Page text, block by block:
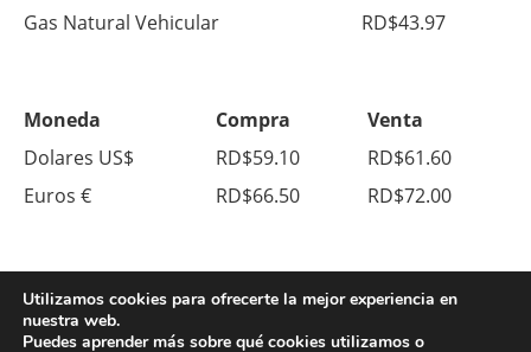
Gas Natural Vehicular
RD$43.97
Moneda Compra
Venta
Dolares US$
RD$59.10
RD$61.60
Euros €
RD$66.50 RD$72.00
Utilizamos cookies para ofrecerte la mejor experiencia en
nuestra web.
Puedes aprender más sobre qué cookies utilizamos o